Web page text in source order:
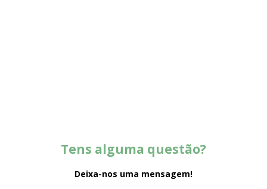
Tens alguma questão?
Deixa-nos uma mensagem!